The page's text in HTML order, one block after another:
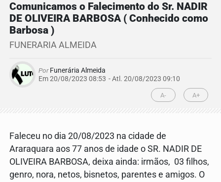
Comunicamos o Falecimento do Sr. NADIR
DE OLIVEIRA BARBOSA ( Conhecido como
Barbosa )
FUNERARIA ALMEIDA
PorFunerária Almeida
Em 20/08/2023 08:53 - Atl. 20/08/2023 09:10
A- A+
Faleceu no dia 20/08/2023 na cidade de
Araraquara aos 77 anos de idade o SR. NADIR DE
OLIVEIRA BARBOSA, deixa ainda: irmãos, 03 filhos,
genro, nora, netos, bisnetos, parentes e amigos. O